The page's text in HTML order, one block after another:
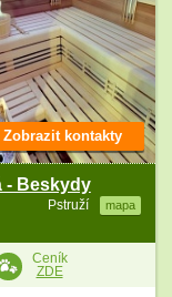
- Beskydy
Pstruží mapa
Zobrazit kontakty
Ceník
ZDE